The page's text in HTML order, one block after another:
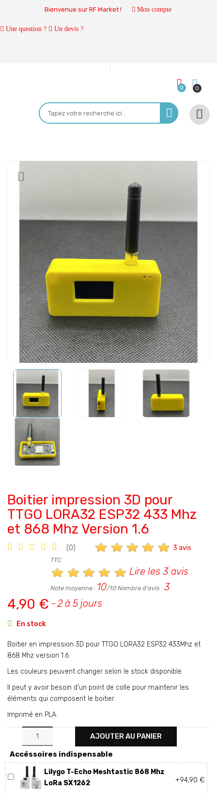
Bienvenue sur RF Market ! Mon compte
Une question ? Un devis ?
0 0

Boitier impression 3D pour
TTGO LORA32 ESP32 433 Mhz
et 868 Mhz Version 1.6
(0) 3 avis
4,90 €
TTC
Lire les 3 avis
Note moyenne : 10/10 Nombre d'avis : 3
2 à 5 jours
 En stock
Boitier en impression 3D pour TTGO LORA32 ESP32 433Mhz et
868 Mhz version 1.6
Les couleurs peuvent changer selon le stock disponible
Il peut y avoir besoin d'un point de colle pour maintenir les
éléments qui composent le boitier.
Imprimé en PLA.
AJOUTER AU PANIER
Accéssoires indispensable
Lilygo T-Echo Meshtastic 868 Mhz
LoRa SX1262
+94,90 €